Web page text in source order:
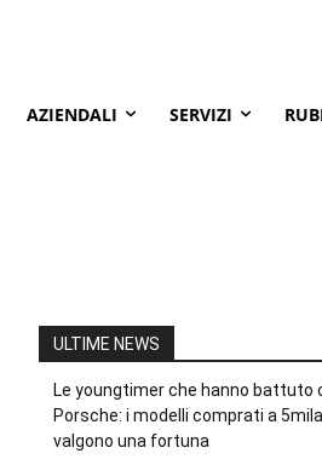
AZIENDALI SERVIZI
ULTIME NEWS
Le youngtimer che hanno battuto
Porsche: i modelli comprati a
valgono una fortuna